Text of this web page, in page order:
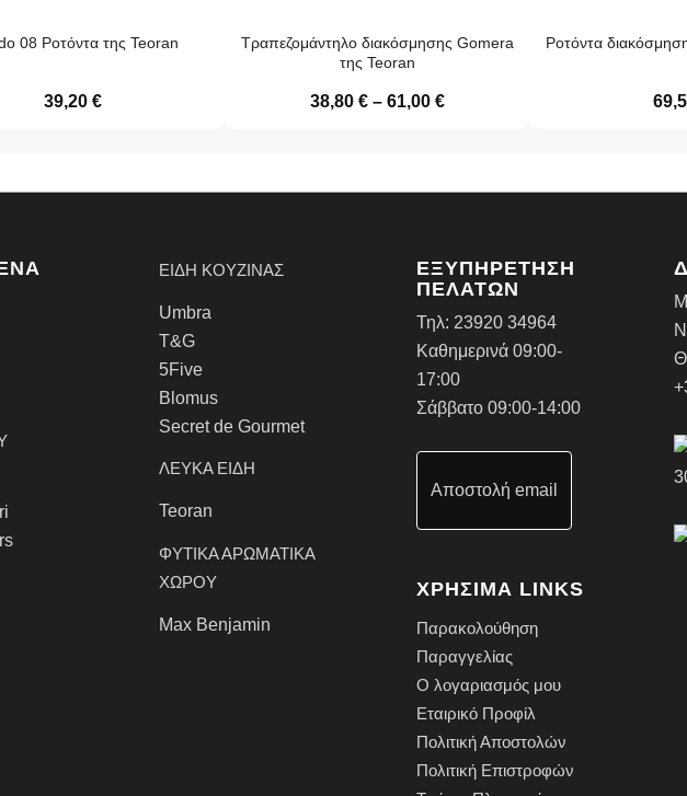
08 Ροτόντα της Teoran
39,20 €
Τραπεζομάντηλο διακόσμησης Gomera
της Teoran
38,80 € – 61,00 €
Ροτόντα
ΕΙΔΗ ΚΟΥΖΙΝΑΣ
Umbra
T&G
5Five
Blomus
Secret de Gourmet
ΛΕΥΚΑ ΕΙΔΗ
Teoran
ΦΥΤΙΚΑ ΑΡΩΜΑΤΙΚΑ
ΧΩΡΟΥ
Max Benjamin
ΕΞΥΠΗΡΕΤΗΣΗ
ΠΕΛΑΤΩΝ
Τηλ: 23920 34964
Καθημερινά 09:00-
17:00
Σάββατο 09:00-14:00
Αποστολή email
ΧΡΗΣΙΜΑ LINKS
Παρακολούθηση
Παραγγελίας
Ο λογαριασμός μου
Εταιρικό Προφίλ
Πολιτική Αποστολών
Πολιτική Επιστροφών